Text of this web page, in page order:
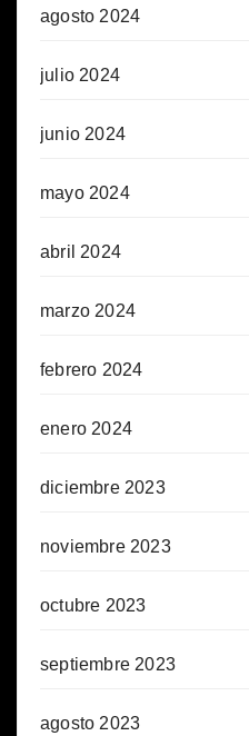
agosto 2024
julio 2024
junio 2024
mayo 2024
abril 2024
marzo 2024
febrero 2024
enero 2024
diciembre 2023
noviembre 2023
octubre 2023
septiembre 2023
agosto 2023